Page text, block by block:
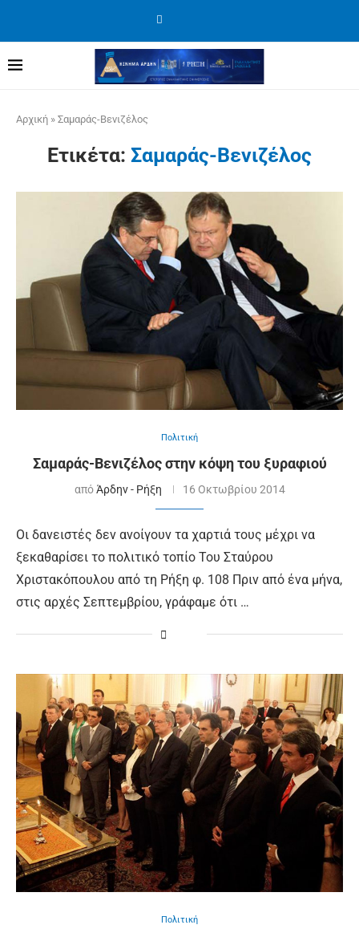
Αρχική » Σαμαράς-Βενιζέλος
Ετικέτα: Σαμαράς-Βενιζέλος
Πολιτική
Σαμαράς-Βενιζέλος στην κόψη του ξυραφιού
απόΆρδην - Ρήξη 16 Οκτωβρίου 2014
Οι δανειστές δεν ανοίγουν τα χαρτιά τους μέχρι να
ξεκαθαρίσει το πολιτικό τοπίο Του Σταύρου
Χριστακόπουλου από τη Ρήξη φ. 108 Πριν από ένα μήνα,
στις αρχές Σεπτεμβρίου, γράφαμε ότι …
Πολιτική